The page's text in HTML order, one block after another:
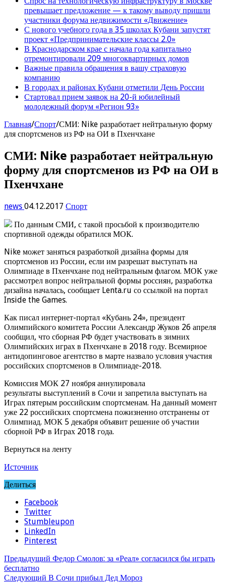
превышает предложение — к такому выводу пришли
участники форума недвижимости «Движение»
С нового учебного года в 35 школах Кубани запустят
проект «Предпринимательские классы 2.0»
В Краснодарском крае с начала года капитально
отремонтировали 209 многоквартирных домов
Важные правила обращения в вашу страховую
компанию
В городах и районах Кубани отметили День России
Стартовал прием заявок на 20-й юбилейный
молодежный форум «Регион 93»
Главная/Спорт/СМИ: Nike разработает нейтральную форму
для спортсменов из РФ на ОИ в Пхенчхане
СМИ: Nike разработает нейтральную
форму для спортсменов из РФ на ОИ в
Пхенчхане
news 04.12.2017 Спорт
По данным СМИ, с такой просьбой к производителю
спортивной одежды обратился МОК.
Nike может заняться разработкой дизайна формы для
спортсменов из России, если им разрешат выступать на
Олимпиаде в Пхенчхане под нейтральным флагом. МОК уже
рассмотрел вопрос нейтральной формы россиян, разработка
дизайна началась, сообщает Lenta.ru со ссылкой на портал
Inside the Games.
Как писал интернет-портал «Кубань 24», президент
Олимпийского комитета России Александр Жуков 26 апреля
сообщил, что сборная РФ будет участвовать в зимних
Олимпийских играх в Пхенчхане в 2018 году. Всемирное
антидопинговое агентство в марте назвало условия участия
российских спортсменов в Олимпиаде-2018.
Комиссия МОК 27 ноября аннулировала
результаты выступлений в Сочи и запретила выступать на
Играх пятерым российским спортсменам. На данный момент
уже 22 российских спортсмена пожизненно отстранены от
Олимпиад. МОК 5 декабря объявит решение об участии
сборной РФ в Играх 2018 года.
Вернуться на ленту
Источник
Делиться
Facebook
Twitter
Stumbleupon
LinkedIn
Pinterest
Предыдущий Федор Смолов: за «Реал» согласился бы играть
бесплатно
Следующий В Сочи прибыл Дед Мороз